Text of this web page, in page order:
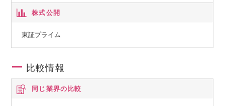
・・・全国のオークション会場から集められた落札データを
ック。
・・・プロトオリジナルのコンテンツが豊富にラインナップ
された「自動車流通新聞」。多くの業界関係者に読まれてい
株式公開
東証プライム
比較情報
同じ業界の比較